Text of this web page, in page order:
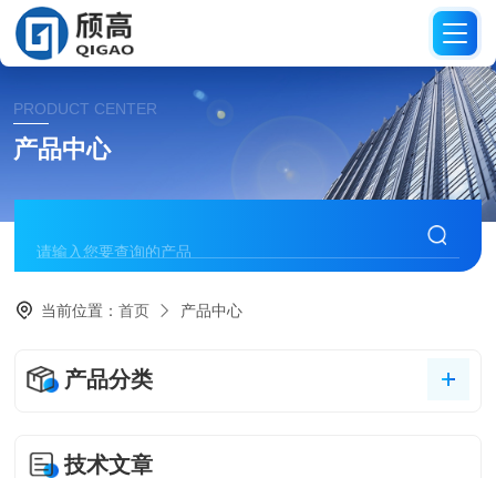
PRODUCT CENTER
产品中心
当前位置：首页 产品中心
产品分类
技术文章